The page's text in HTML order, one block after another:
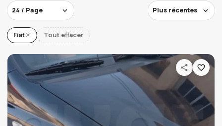
24 / Page Plus récentes
Fiat Tout effacer